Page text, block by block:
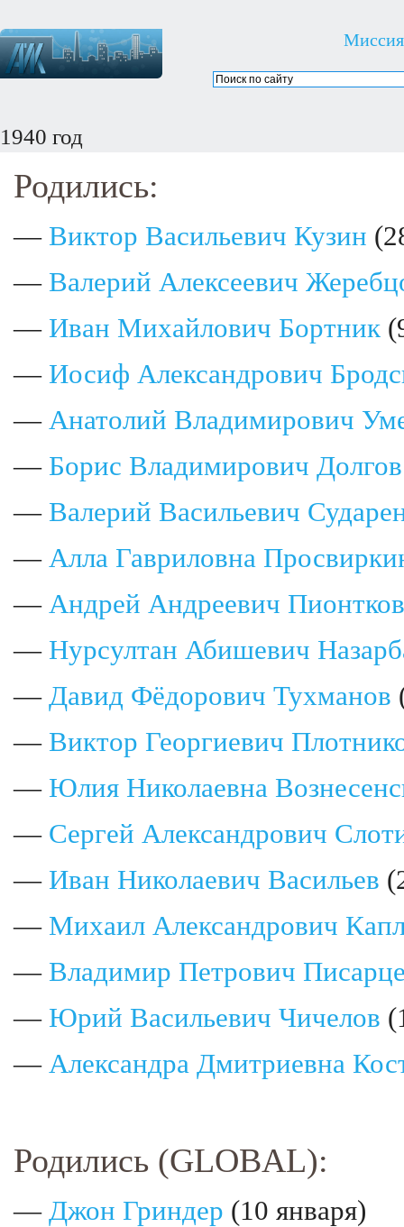
Миссия
1940 год
Родились:
— Виктор Васильевич Кузин
— Валерий Алексеевич
— Иван Михайлович Бортник
— Иосиф Александрович
— Анатолий Владимирович
— Борис Владимирович Долгов
— Валерий Васильевич
— Алла Гавриловна
— Андрей Андреевич
— Нурсултан Абишевич
— Давид Фёдорович Тухманов
— Виктор Георгиевич
— Юлия Николаевна
— Сергей Александрович
— Иван Николаевич Васильев
— Михаил Александрович
— Владимир Петрович
— Юрий Васильевич Чичелов
— Александра Дмитриевна
Родились (GLOBAL):
— Джон Гриндер (10 января)